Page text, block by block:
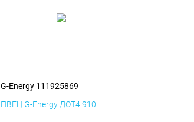
G-Energy 111925869
ПВЕЦ G-Energy ДОТ4 910г